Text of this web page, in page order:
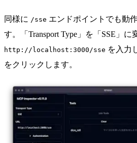
同様に /sse エンドポイントでも動
す。「Transport Type」を「SSE」に
http://localhost:3000/sse を入力
をクリックします。